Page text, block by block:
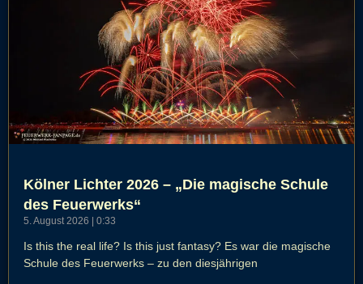
Kölner Lichter 2026 – „Die magische Schule
des Feuerwerks“
5. August 2026 0:33
Is this the real life? Is this just fantasy? Es war die magische
Schule des Feuerwerks – zu den diesjährigen